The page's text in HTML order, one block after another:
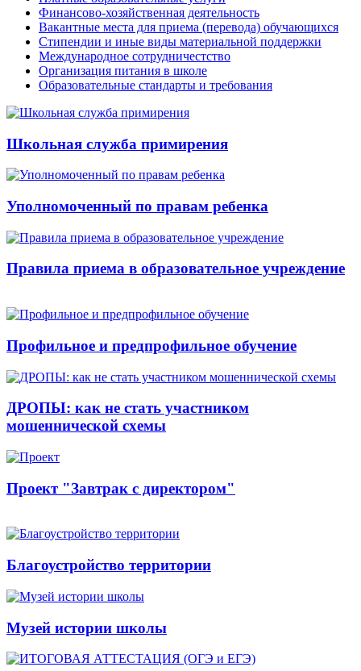
Финансово-хозяйственная деятельность
Вакантные места для приема (перевода) обучающихся
Стипендии и иные виды материальной поддержки
Международное сотрудничестство
Организация питания в школе
Образовательные стандарты и требования
Школьная служба примирения
Уполномоченный по правам ребенка
Правила приема в образовательное учреждение
Профильное и предпрофильное обучение
ДРОПЫ: как не стать участником
мошеннической схемы
Проект "Завтрак с директором"
Благоустройство территории
Музей истории школы